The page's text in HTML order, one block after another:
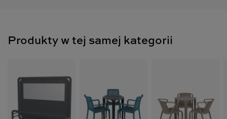
Produkty w tej samej kategorii